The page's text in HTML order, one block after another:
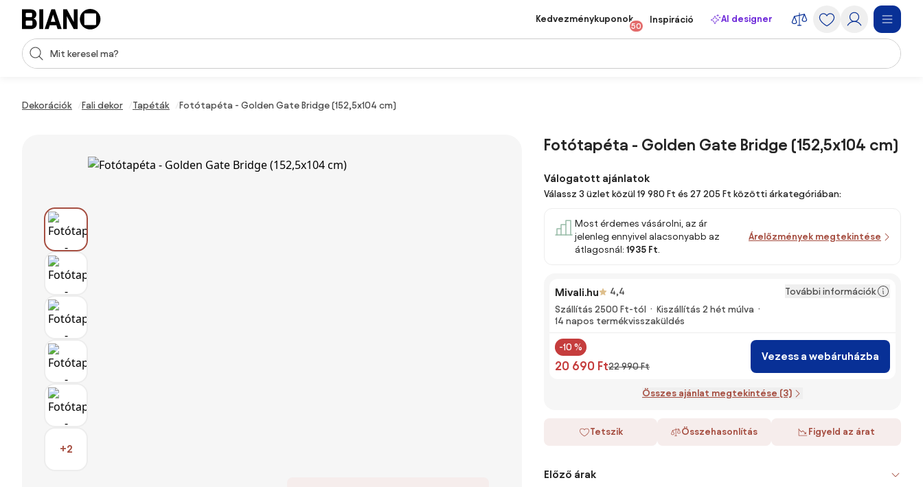
Navigáció kihagyása, ugrás a tartalomra
Keresési bevitel
Kedvezménykuponok
50
Inspiráció AI designer
Dekorációk Fali dekor Tapéták Fotótapéta - Golden Gate Bridge (152,5x104 cm)
+2
Fotótapéta - Golden Gate Bridge (152,5x104 cm)
Válogatott ajánlatok
Válassz 3 üzlet közül 19 980 Ft és 27 205 Ft közötti árkategóriában:
Most érdemes vásárolni, az ár
jelenleg ennyivel alacsonyabb az
átlagosnál: 1935 Ft.
Árelőzmények megtekintése
Mivali.hu 4,4
További információk
Szállítás 2500 Ft-tól
Kiszállítás 2 hét múlva
14 napos termékvisszaküldés
-10 %
20 690 Ft22 990 Ft
Vezess a webáruházba
Összes ajánlat megtekintése (3)
Tetszik Összehasonlítás Figyeld az árat
Előző árak